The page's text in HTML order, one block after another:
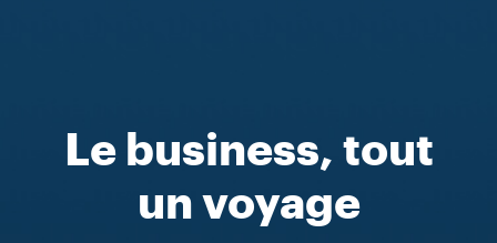
Le business, tout
un voyage